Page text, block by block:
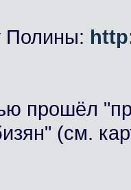
Полины:
прошёл
(см.